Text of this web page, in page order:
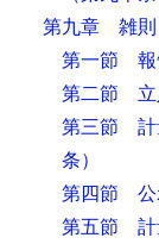
第九章 雑則
第一節 報
第二節 立
第三節 計
条）
第四節 公
第五節 計